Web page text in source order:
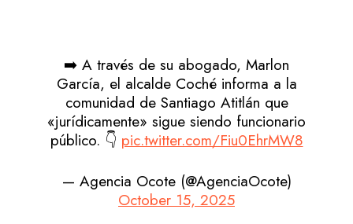
➡️ A través de su abogado, Marlon
García, el alcalde Coché informa a la
comunidad de Santiago Atitlán que
«jurídicamente» sigue siendo funcionario
público. 👇 pic.twitter.com/Fiu0EhrMW8
— Agencia Ocote (@AgenciaOcote)
October 15, 2025